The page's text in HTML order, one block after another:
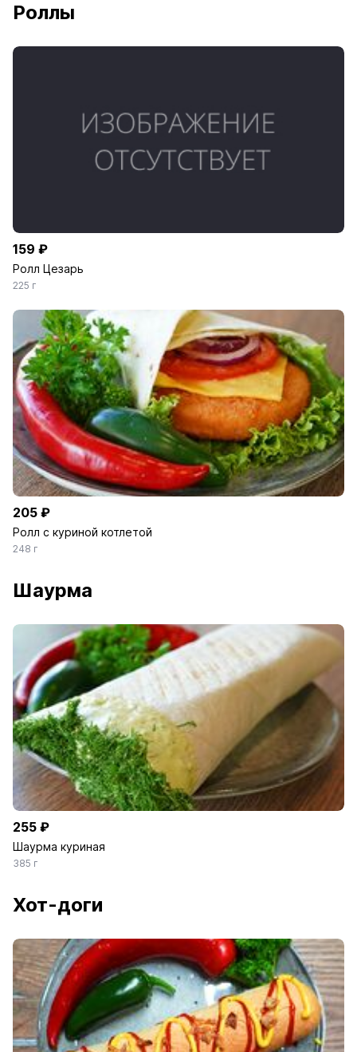
Роллы
159 ₽
Ролл Цезарь
225 г
205 ₽
Ролл с куриной котлетой
248 г
Шаурма
255 ₽
Шаурма куриная
385 г
Хот-доги